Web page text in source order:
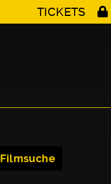
TICKETS
Filmsuche